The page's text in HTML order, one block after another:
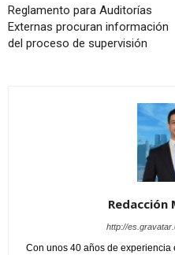
Reglamento para Auditorías
Externas procuran información
del proceso de supervisión
Redacción
http://
Con unos 40 años de